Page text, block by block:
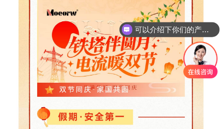
可以介绍下你们的产品么